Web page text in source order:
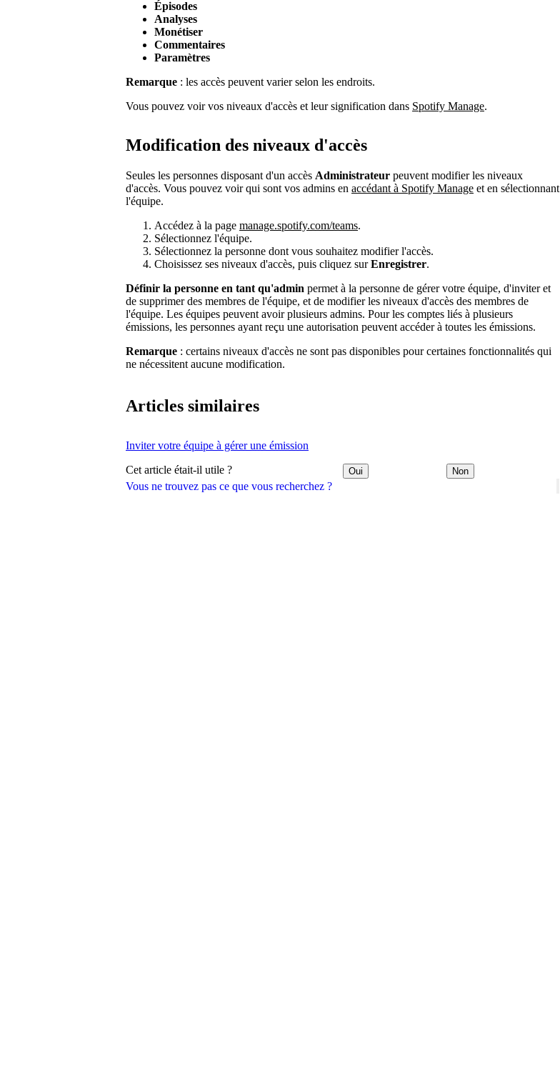
Vous ne trouvez pas ce que vous recherchez ?
Épisodes
Analyses
Monétiser
Commentaires
Paramètres
Remarque : les accès peuvent varier selon les endroits.
Vous pouvez voir vos niveaux d'accès et leur signification dans Spotify Manage.
Modification des niveaux d'accès
Seules les personnes disposant d'un accès Administrateur peuvent modifier les niveaux
d'accès. Vous pouvez voir qui sont vos admins en accédant à Spotify Manage et en sélectionnant
l'équipe.
Accédez à la page manage.spotify.com/teams.
Sélectionnez l'équipe.
Sélectionnez la personne dont vous souhaitez modifier l'accès.
Choisissez ses niveaux d'accès, puis cliquez surEnregistrer.
Définir la personne en tant qu'admin permet à la personne de gérer votre équipe, d'inviter et
de supprimer des membres de l'équipe, et de modifier les niveaux d'accès des membres de
l'équipe. Les équipes peuvent avoir plusieurs admins. Pour les comptes liés à plusieurs
émissions, les personnes ayant reçu une autorisation peuvent accéder à toutes les émissions.
Remarque : certains niveaux d'accès ne sont pas disponibles pour certaines fonctionnalités qui
ne nécessitent aucune modification.
Articles similaires
Inviter votre équipe à gérer une émission
Cet article était-il utile ? Oui Non